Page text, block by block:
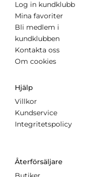
Log in kundklubb
Mina favoriter
Bli medlem i
kundklubben
Kontakta oss
Om cookies
Hjälp
Villkor
Kundservice
Integritetspolicy
Återförsäljare